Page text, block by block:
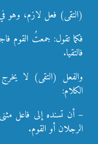
(التقى) فعل لازم، وهو
فكما تقول: جمعتُ القوم
فالتقيا.
والفعل (التقى) لا
الكلام:
– أن تسنده إلى فاعل
الرجلان أو القوم.